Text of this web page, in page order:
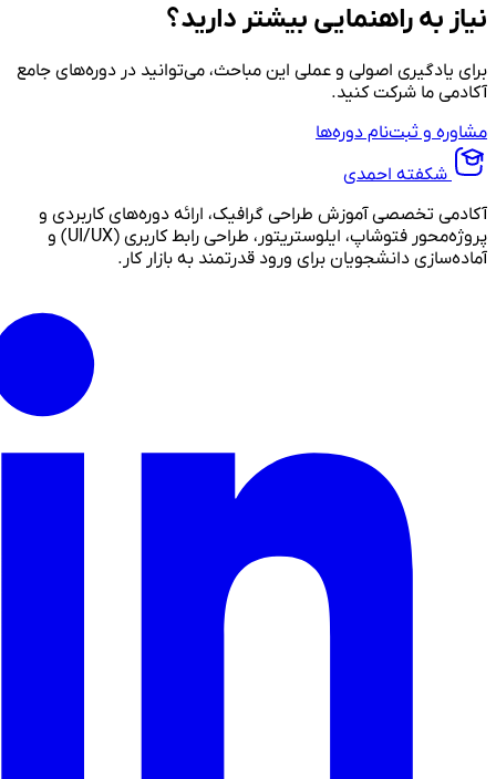
نیاز به راهنمایی بیشتر دارید؟
برای یادگیری اصولی و عملی این مباحث، می‌توانید در دوره‌های جامع
آکادمی ما شرکت کنید.
مشاوره و ثبت‌نام دوره‌ها
شکفته احمدی
آکادمی تخصصی آموزش طراحی گرافیک، ارائه دوره‌های کاربردی و
پروژه‌محور فتوشاپ، ایلوستریتور، طراحی رابط کاربری (UI/UX) و
آماده‌سازی دانشجویان برای ورود قدرتمند به بازار کار.